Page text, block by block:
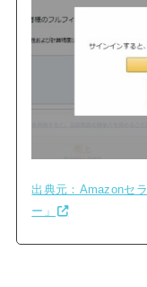
出典元：Amazonセ
ー」